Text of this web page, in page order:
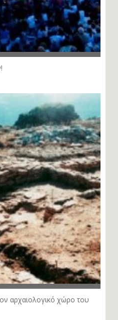
αρχαιολογικό χώρο του